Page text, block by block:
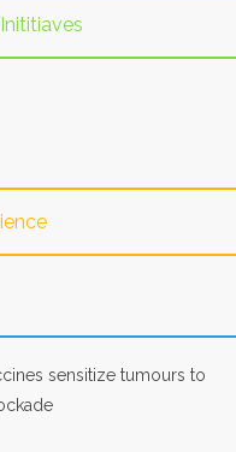
sensitize tumours to